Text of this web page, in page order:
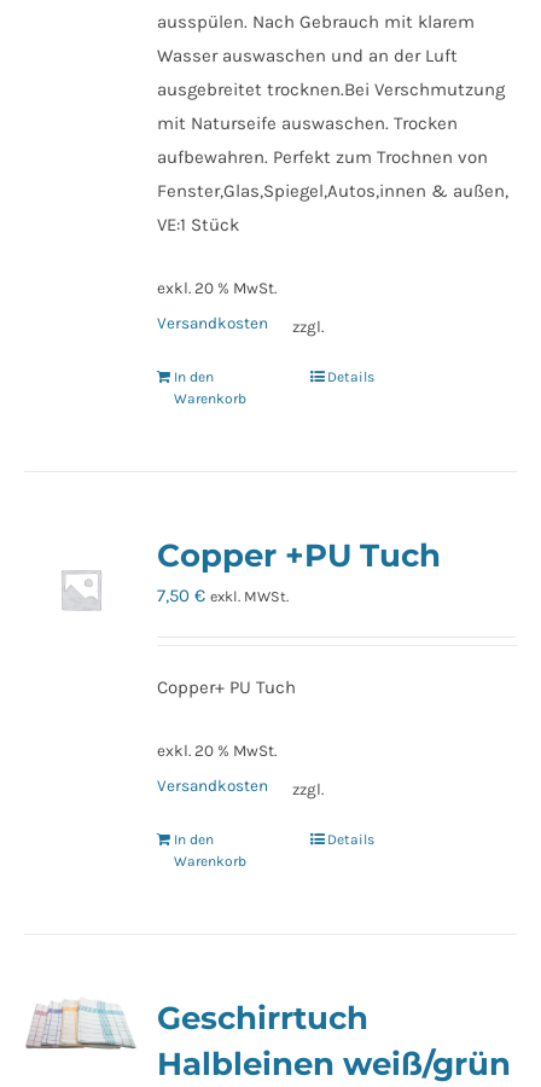
ausspülen. Nach Gebrauch mit klarem
Wasser auswaschen und an der Luft
ausgebreitet trocknen.Bei Verschmutzung
mit Naturseife auswaschen. Trocken
aufbewahren. Perfekt zum Trochnen von
Fenster,Glas,Spiegel,Autos,innen & außen,
VE:1 Stück
exkl. 20 % MwSt.
zzgl.
Versandkosten
In den
Warenkorb
Details
Copper +PU Tuch
7,50€ exkl. MWSt.
Copper+ PU Tuch
exkl. 20 % MwSt.
zzgl.
Versandkosten
In den
Warenkorb
Details
Geschirrtuch
Halbleinen weiß/grün